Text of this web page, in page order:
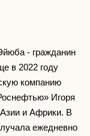
- гражданин
в 2022 году
компанию
Игоря
и Африки. В
ежедневно